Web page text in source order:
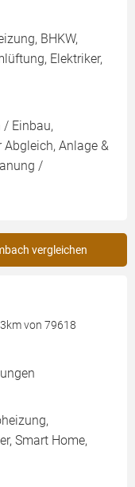
BHKW,
Elektriker,
/ Einbau,
Anlage &
/
vergleichen
von 79618
Smart Home,